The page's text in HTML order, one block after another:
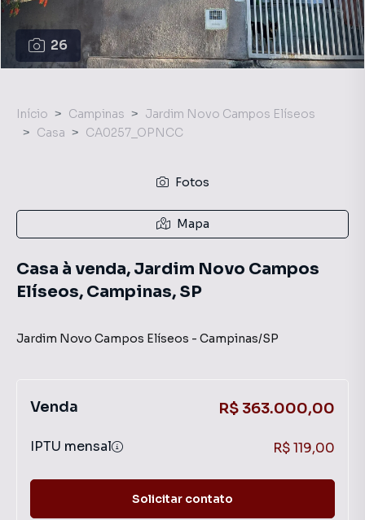
26
Início Campinas
Jardim Novo Campos Elíseos
Casa
CA0257_OPNCC
Fotos
Mapa
Casa à venda, Jardim Novo Campos
Elíseos, Campinas, SP
Jardim Novo Campos Elíseos - Campinas/SP
Venda R$ 363.000,00
IPTU mensal R$ 119,00
Solicitar contato